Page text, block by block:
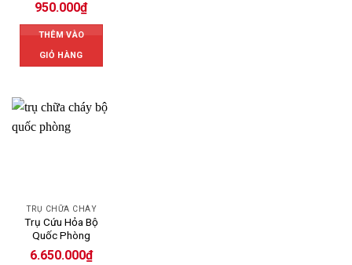
950.000₫
THÊM VÀO
GIỎ HÀNG
TRỤ CHỮA CHÁY
Trụ Cứu Hỏa Bộ
Quốc Phòng
6.650.000₫